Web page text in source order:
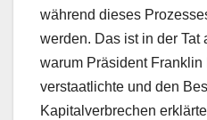
während dieses
werden. Das ist in der Tat
warum Präsident Franklin
verstaatlichte und den
Kapitalverbrechen